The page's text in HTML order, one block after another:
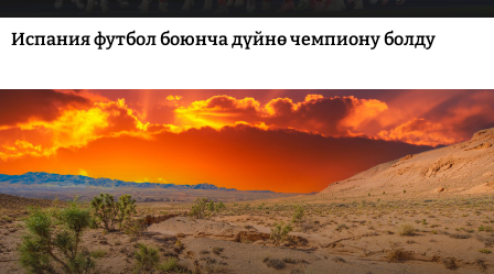
Испания футбол боюнча дүйнө чемпиону болду